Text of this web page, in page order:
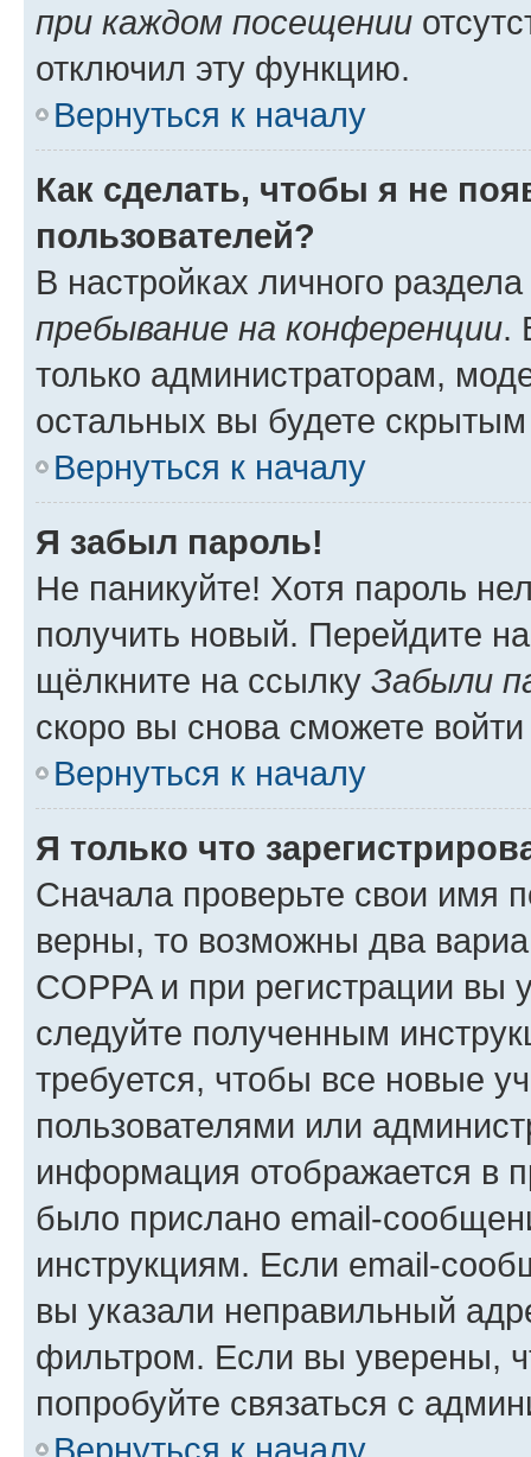
при каждом посещении
отключил эту функцию.
Вернуться к началу
Как сделать, чтобы я не
пользователей?
В настройках личного
пребывание на конференции.
только администраторам,
остальных вы будете
Вернуться к началу
Я забыл пароль!
Не паникуйте! Хотя пароль
получить новый. Перейдите
щёлкните на ссылку Забыли
скоро вы снова сможете
Вернуться к началу
Я только что
Сначала проверьте свои имя
верны, то возможны два
COPPA и при регистрации вы
следуйте полученным
требуется, чтобы все новые
пользователями или
информация отображается в
было прислано email-
инструкциям. Если email-
вы указали неправильный
фильтром. Если вы уверены,
попробуйте связаться с
Вернуться к началу